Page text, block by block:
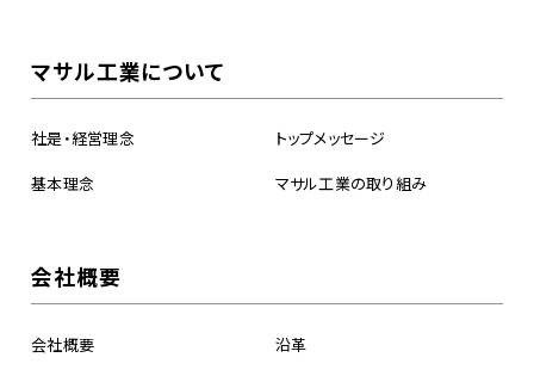
マサル工業について
社是・経営理念
トップメッセージ
基本理念
マサル工業の取り組み
会社概要
会社概要
沿革